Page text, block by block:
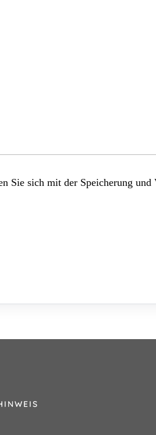
Sie sich mit der Speicherung